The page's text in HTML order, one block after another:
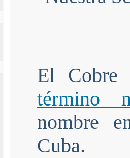
El Cobre
término
nombre
Cuba.